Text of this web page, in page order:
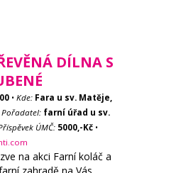
DÍLNA S
• Kde: Fara u sv. Matěje,
Pořadatel: farní úřad u sv.
ÚMČ: 5000,-Kč •
na akci Farní koláč a